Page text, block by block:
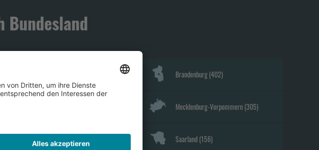
Bundesland
Brandenburg(402)
Mecklenburg-Vorpommern(305)
Rheinland-Pfalz 700 Saarland(156)